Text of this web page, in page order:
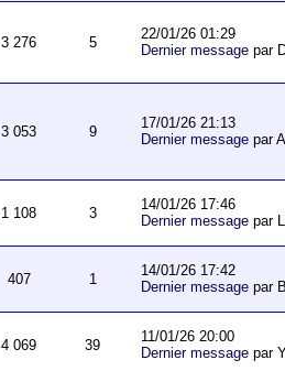
3 276 5
22/01/26 01:29
Dernier messagepar
3 053 9
17/01/26 21:13
Dernier messagepar
1 108 3
14/01/26 17:46
Dernier messagepar
407 1
14/01/26 17:42
Dernier messagepar
4 069 39
11/01/26 20:00
Dernier messagepar